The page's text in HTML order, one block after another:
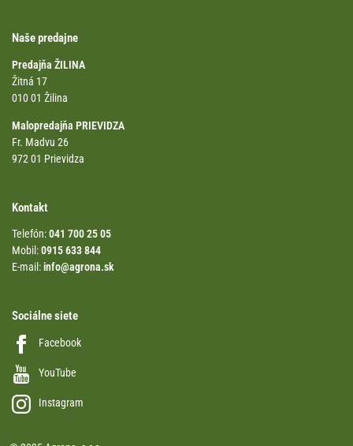
Naše predajne
Predajňa ŽILINA
Žitná 17
010 01 Žilina
Malopredajňa PRIEVIDZA
Fr. Madvu 26
972 01 Prievidza
Kontakt
Telefón:041 700 25 05
Mobil:0915 633 844
E-mail:info@agrona.sk
Sociálne siete
Facebook
YouTube
Instagram